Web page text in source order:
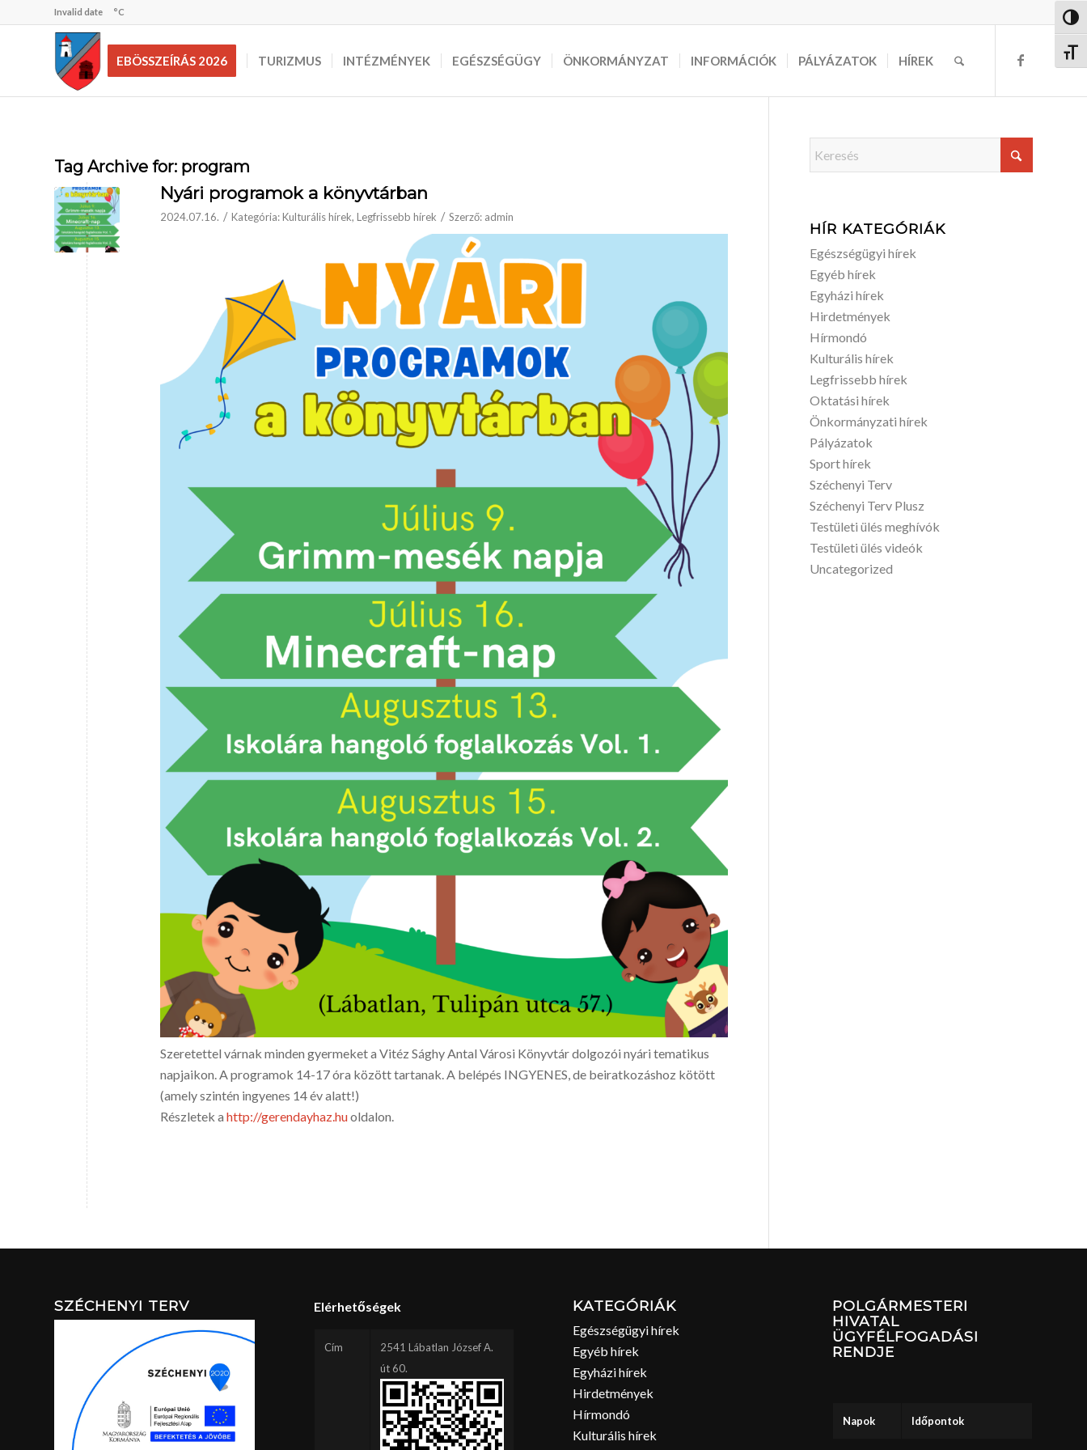
Invalid date °C
EBÖSSZEÍRÁS 2026 TURIZMUS INTÉZMÉNYEK EGÉSZSÉGÜGY ÖNKORMÁNYZAT INFORMÁCIÓK PÁLYÁZATOK HÍREK
Tag Archive for: program
Nyári programok a könyvtárban
2024.07.16. / Kategória:Kulturális hírek, Legfrissebb hírek / Szerző: admin
Szeretettel várnak minden gyermeket a Vitéz Sághy Antal Városi Könyvtár dolgozói nyári tematikus
napjaikon. A programok 14-17 óra között tartanak. A belépés INGYENES, de beiratkozáshoz kötött
(amely szintén ingyenes 14 év alatt!)
Részletek a http://gerendayhaz.huoldalon.
HÍR KATEGÓRIÁK
Egészségügyi hírek
Egyéb hírek
Egyházi hírek
Hirdetmények
Hírmondó
Kulturális hírek
Legfrissebb hírek
Oktatási hírek
Önkormányzati hírek
Pályázatok
Sport hírek
Széchenyi Terv
Széchenyi Terv Plusz
Testületi ülés meghívók
Testületi ülés videók
Uncategorized
SZÉCHENYI TERV Elérhetőségek
Cím
2541 Lábatlan József A.
út 60.
KATEGÓRIÁK
Egészségügyi hírek
Egyéb hírek
Egyházi hírek
Hirdetmények
Hírmondó
Kulturális hírek
POLGÁRMESTERI
HIVATAL
ÜGYFÉLFOGADÁSI
RENDJE
Napok Időpontok